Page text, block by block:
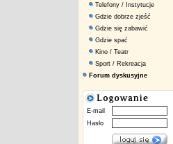
Telefony / Instytucje
Gdzie dobrze zjeść
Gdzie się zabawić
Gdzie spać
Kino / Teatr
Sport / Rekreacja
Forum dyskusyjne
E-mail
Hasło